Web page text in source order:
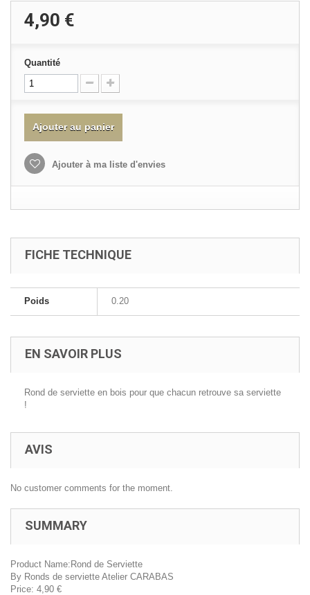
4,90 €
Quantité
Ajouter au panier
Ajouter à ma liste d'envies
FICHE TECHNIQUE
Poids 0.20
EN SAVOIR PLUS
Rond de serviette en bois pour que chacun retrouve sa serviette
!
AVIS
No customer comments for the moment.
SUMMARY
Product Name:Rond de Serviette
By Ronds de serviette Atelier CARABAS
Price: 4,90 €